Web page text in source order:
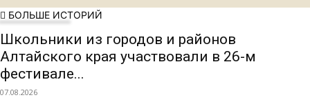
БОЛЬШЕ ИСТОРИЙ
Школьники из городов и районов
Алтайского края участвовали в 26-м
фестивале...
07.08.2026